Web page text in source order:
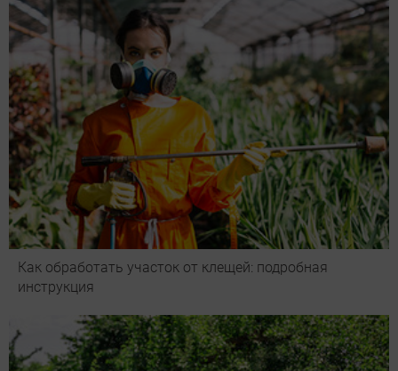
Как обработать участок от клещей: подробная
инструкция